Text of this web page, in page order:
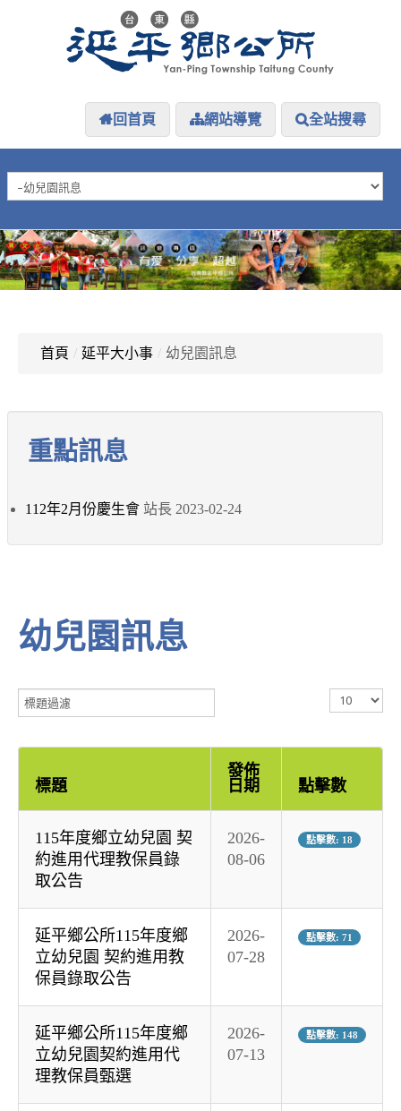
回首頁 網站導覽 全站搜尋
延平介紹
防災專區
資訊公開
探索延平
首頁 / 延平大小事 / 幼兒園訊息
重點訊息
112年2月份慶生會 站長 2023-02-24
幼兒園訊息
標
題
顯
示
標題
發佈
日期
點擊數
115年度鄉立幼兒園 契
約進用代理教保員錄
取公告
2026-
08-06
點擊數: 18
延平鄉公所115年度鄉
立幼兒園 契約進用教
保員錄取公告
2026-
07-28
點擊數: 71
延平鄉公所115年度鄉
立幼兒園契約進用代
理教保員甄選
2026-
07-13
點擊數: 148